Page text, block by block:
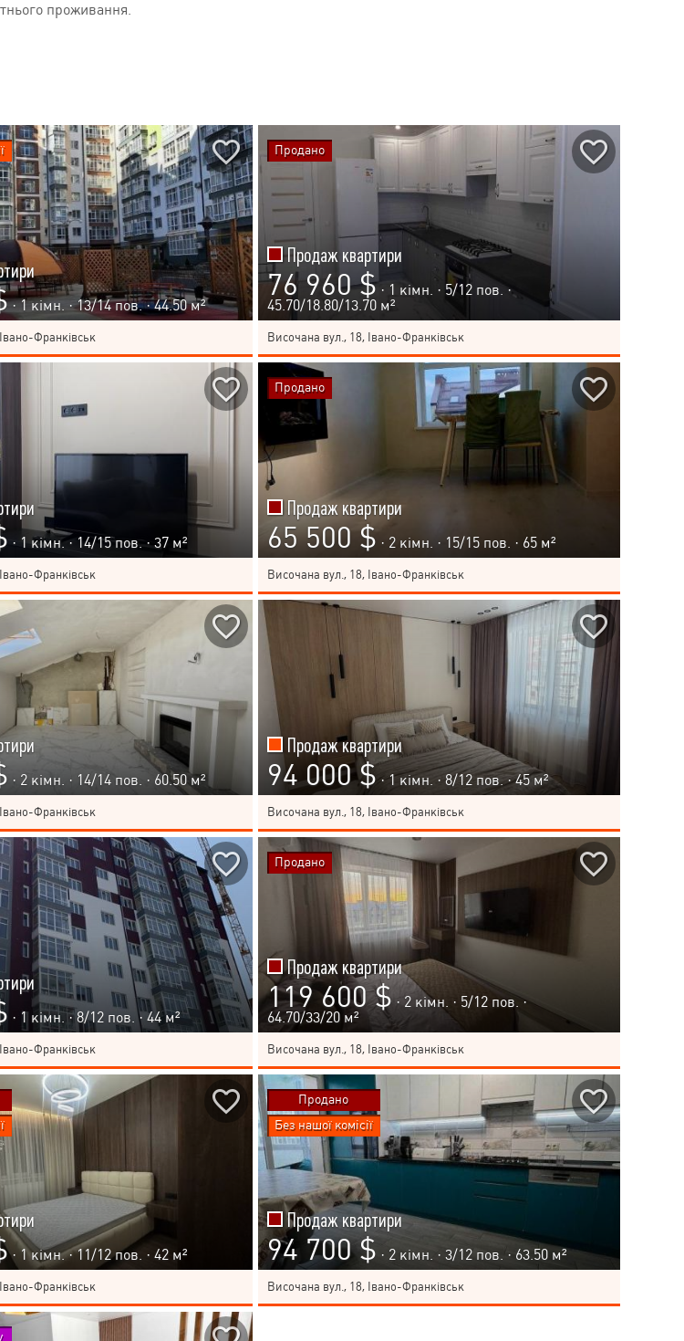
проживання.
· 1 кімн. ·13/14пов. · 44.50 м²
Франківськ
Продаж квартири
76 960 $ · 1 кімн. · 5/12пов. ·
45.70/18.80/13.70 м²
Височана вул., 18, Івано-Франківськ
Продано
· 1 кімн. · 14/15пов. · 37 м²
Франківськ
Продаж квартири
65 500 $ · 2 кімн. · 15/15пов. · 65 м²
Височана вул., 18, Івано-Франківськ
Продано
· 2 кімн. · 14/14 пов. · 60.50 м²
Франківськ
Продаж квартири
94 000 $ · 1 кімн. · 8/12пов. · 45 м²
Височана вул., 18, Івано-Франківськ
· 1 кімн. ·8/12 пов. · 44 м²
Франківськ
Продаж квартири
119 600 $ · 2 кімн. · 5/12пов. ·
64.70/33/20 м²
Височана вул., 18, Івано-Франківськ
Продано
· 1 кімн. ·11/12пов. · 42 м²
Франківськ
Продаж квартири
94 700 $ · 2 кімн. · 3/12пов. · 63.50 м²
Височана вул., 18, Івано-Франківськ
Продано
Без нашої комісії